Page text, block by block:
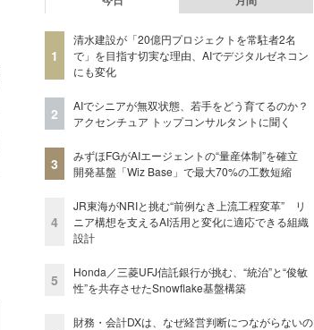
1
清水建設が「20億円プロジェクトを常駐者2名
で」を目指す切実な理由、AIでデジタルゼネコン
にも変化
2
AIでシニアが無双状態、若手をどう育てるのか？
アクセンチュア トップコンサルタントに聞く
3
みずほFGがAIエージェントの“量産体制”を確立
開発基盤「Wiz Base」で最大70%の工数短縮
4
JR東海がNRIと挑む“前例なき上流工程変革” リ
ニア構想を支えるAI活用と変化に適応できる組織
設計
5
Honda／三菱UFJ信託銀行が挑む、“統治”と“俊敏
性”を共存させたSnowflake基盤構築
財務・会計DXは、なぜ経営判断につながらないの